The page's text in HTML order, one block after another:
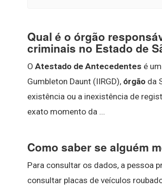
Qual é o órgão
criminais no Estado de
O Atestado de Antecedentes é
Gumbleton Daunt (IIRGD), órgão da
existência ou a inexistência de
exato momento da ...
Como saber se alguém
Para consultar os dados, a pessoa
consultar placas de veículos